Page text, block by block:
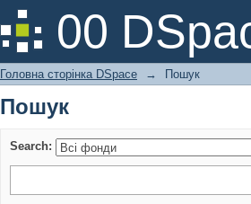
00
Пошук
Головна сторінка DSpace → Пошук
Пошук
Search: